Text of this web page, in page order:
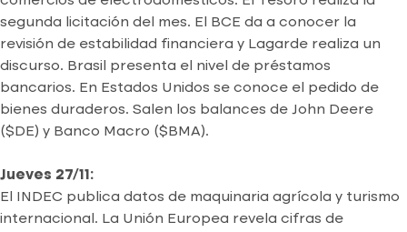
segunda licitación del mes. El BCE da a conocer la
revisión de estabilidad financiera y Lagarde realiza un
discurso. Brasil presenta el nivel de préstamos
bancarios. En Estados Unidos se conoce el pedido de
bienes duraderos. Salen los balances de John Deere
($DE) y Banco Macro ($BMA).
Jueves 27/11:
El INDEC publica datos de maquinaria agrícola y turismo
internacional. La Unión Europea revela cifras de